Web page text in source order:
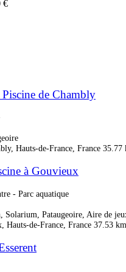
€
de Chambly
Hauts-de-France, France 35.77
à Gouvieux
- Parc aquatique
Solarium, Pataugeoire, Aire de
Hauts-de-France, France 37.53 km